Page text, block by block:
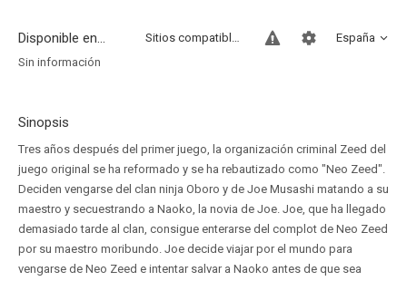
Disponible en... España
Sitios compatibles
Sin información
Sinopsis
Tres años después del primer juego, la organización criminal Zeed del
juego original se ha reformado y se ha rebautizado como "Neo Zeed".
Deciden vengarse del clan ninja Oboro y de Joe Musashi matando a su
maestro y secuestrando a Naoko, la novia de Joe. Joe, que ha llegado
demasiado tarde al clan, consigue enterarse del complot de Neo Zeed
por su maestro moribundo. Joe decide viajar por el mundo para
vengarse de Neo Zeed e intentar salvar a Naoko antes de que sea